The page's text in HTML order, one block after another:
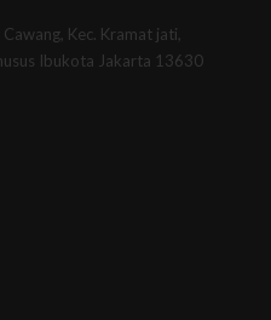
Kec. Kramat jati,
Ibukota Jakarta 13630